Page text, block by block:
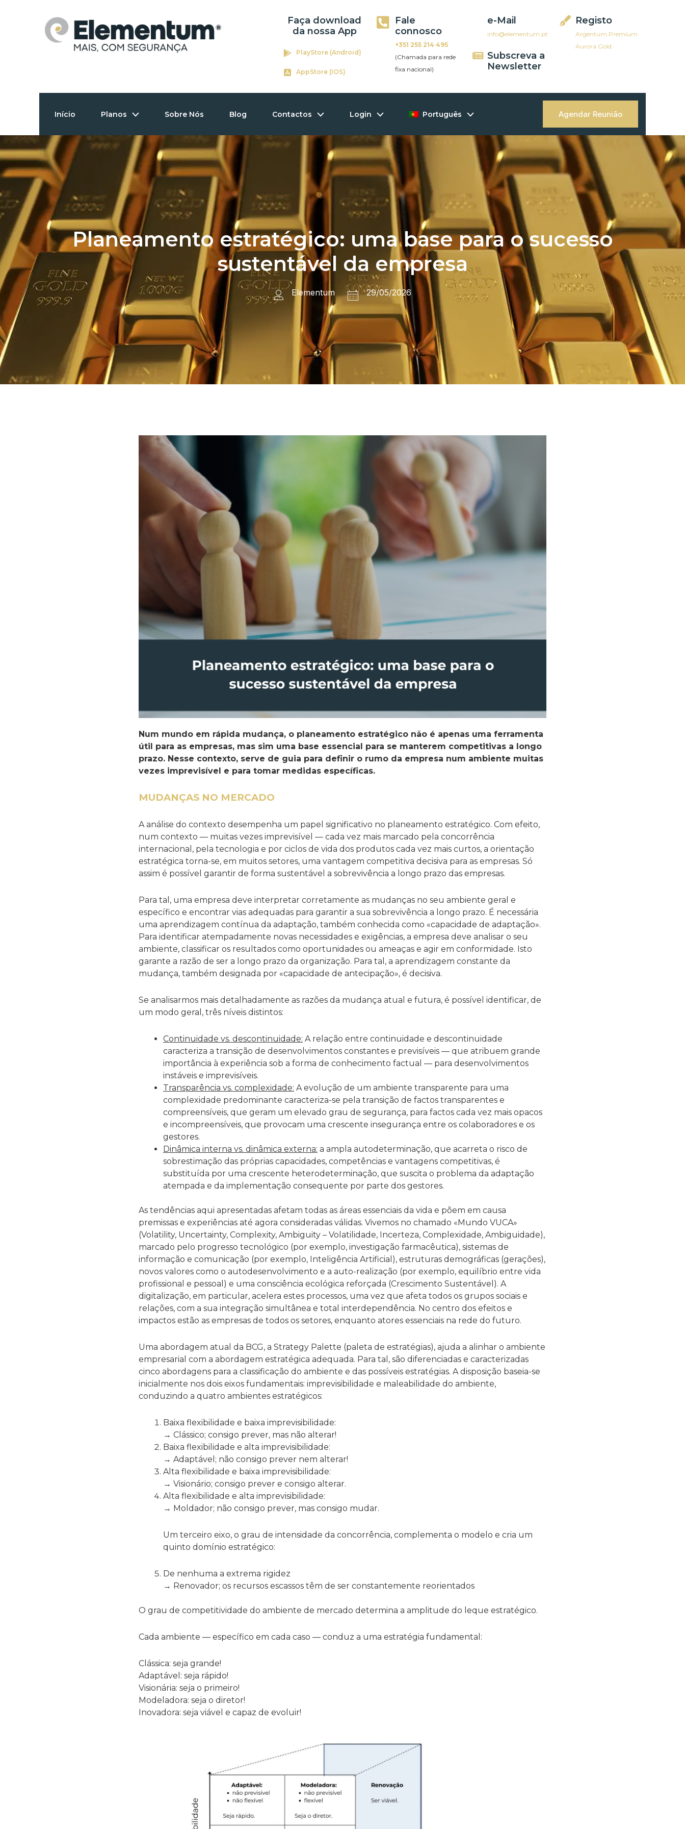
Faça download
da nossa App
PlayStore (Android)
AppStore (IOS)
Fale
connosco
+351 255 214 495
(Chamada para rede
fixa nacional)
e-Mail
info@elementum.pt
Subscreva a
Newsletter
Registo
Argentum Premium
Aurora Gold
Início Planos Sobre Nós Blog Contactos Login Português Agendar Reunião
Planeamento estratégico: uma base para o sucesso
sustentável da empresa
Elementum 29/05/2026
Num mundo em rápida mudança, o planeamento estratégico não é apenas uma ferramenta
útil para as empresas, mas sim uma base essencial para se manterem competitivas a longo
prazo. Nesse contexto, serve de guia para definir o rumo da empresa num ambiente muitas
vezes imprevisível e para tomar medidas específicas.
MUDANÇAS NO MERCADO
A análise do contexto desempenha um papel significativo no planeamento estratégico. Com efeito,
num contexto — muitas vezes imprevisível — cada vez mais marcado pela concorrência
internacional, pela tecnologia e por ciclos de vida dos produtos cada vez mais curtos, a orientação
estratégica torna-se, em muitos setores, uma vantagem competitiva decisiva para as empresas. Só
assim é possível garantir de forma sustentável a sobrevivência a longo prazo das empresas.
Para tal, uma empresa deve interpretar corretamente as mudanças no seu ambiente geral e
específico e encontrar vias adequadas para garantir a sua sobrevivência a longo prazo. É necessária
uma aprendizagem contínua da adaptação, também conhecida como «capacidade de adaptação».
Para identificar atempadamente novas necessidades e exigências, a empresa deve analisar o seu
ambiente, classificar os resultados como oportunidades ou ameaças e agir em conformidade. Isto
garante a razão de ser a longo prazo da organização. Para tal, a aprendizagem constante da
mudança, também designada por «capacidade de antecipação», é decisiva.
Se analisarmos mais detalhadamente as razões da mudança atual e futura, é possível identificar, de
um modo geral, três níveis distintos:
Continuidade vs. descontinuidade: A relação entre continuidade e descontinuidade
caracteriza a transição de desenvolvimentos constantes e previsíveis — que atribuem grande
importância à experiência sob a forma de conhecimento factual — para desenvolvimentos
instáveis e imprevisíveis.
Transparência vs. complexidade: A evolução de um ambiente transparente para uma
complexidade predominante caracteriza-se pela transição de factos transparentes e
compreensíveis, que geram um elevado grau de segurança, para factos cada vez mais opacos
e incompreensíveis, que provocam uma crescente insegurança entre os colaboradores e os
gestores.
Dinâmica interna vs. dinâmica externa: a ampla autodeterminação, que acarreta o risco de
sobrestimação das próprias capacidades, competências e vantagens competitivas, é
substituída por uma crescente heterodeterminação, que suscita o problema da adaptação
atempada e da implementação consequente por parte dos gestores.
As tendências aqui apresentadas afetam todas as áreas essenciais da vida e põem em causa
premissas e experiências até agora consideradas válidas. Vivemos no chamado «Mundo VUCA»
(Volatility, Uncertainty, Complexity, Ambiguity – Volatilidade, Incerteza, Complexidade, Ambiguidade),
marcado pelo progresso tecnológico (por exemplo, investigação farmacêutica), sistemas de
informação e comunicação (por exemplo, Inteligência Artificial), estruturas demográficas (gerações),
novos valores como o autodesenvolvimento e a auto-realização (por exemplo, equilíbrio entre vida
profissional e pessoal) e uma consciência ecológica reforçada (Crescimento Sustentável). A
digitalização, em particular, acelera estes processos, uma vez que afeta todos os grupos sociais e
relações, com a sua integração simultânea e total interdependência. No centro dos efeitos e
impactos estão as empresas de todos os setores, enquanto atores essenciais na rede do futuro.
Uma abordagem atual da BCG, a Strategy Palette (paleta de estratégias), ajuda a alinhar o ambiente
empresarial com a abordagem estratégica adequada. Para tal, são diferenciadas e caracterizadas
cinco abordagens para a classificação do ambiente e das possíveis estratégias. A disposição baseia-se
inicialmente nos dois eixos fundamentais: imprevisibilidade e maleabilidade do ambiente,
conduzindo a quatro ambientes estratégicos:
Baixa flexibilidade e baixa imprevisibilidade:
→ Clássico; consigo prever, mas não alterar!
Baixa flexibilidade e alta imprevisibilidade:
→ Adaptável; não consigo prever nem alterar!
Alta flexibilidade e baixa imprevisibilidade:
→ Visionário; consigo prever e consigo alterar.
Alta flexibilidade e alta imprevisibilidade:
→ Moldador; não consigo prever, mas consigo mudar.
Um terceiro eixo, o grau de intensidade da concorrência, complementa o modelo e cria um
quinto domínio estratégico:
De nenhuma a extrema rigidez
→ Renovador; os recursos escassos têm de ser constantemente reorientados
O grau de competitividade do ambiente de mercado determina a amplitude do leque estratégico.
Cada ambiente — específico em cada caso — conduz a uma estratégia fundamental:
Clássica: seja grande!
Adaptável: seja rápido!
Visionária: seja o primeiro!
Modeladora: seja o diretor!
Inovadora: seja viável e capaz de evoluir!